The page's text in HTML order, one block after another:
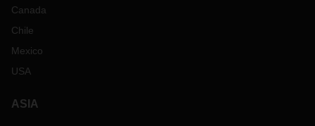
Canada
Chile
Mexico
USA
ASIA